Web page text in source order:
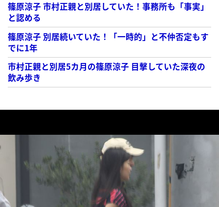
篠原涼子 市村正親と別居していた！事務所も「事実」
と認める
篠原涼子 別居続いていた！「一時的」と不仲否定もす
でに1年
市村正親と別居5カ月の篠原涼子 目撃していた深夜の
飲み歩き